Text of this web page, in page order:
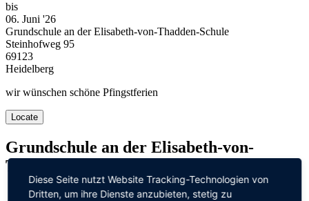
bis
06. Juni '26
Grundschule an der Elisabeth-von-Thadden-Schule
Steinhofweg 95
69123
Heidelberg
wir wünschen schöne Pfingstferien
Locate
Grundschule an der Elisabeth-von-
Thadden-Schule
Diese Seite nutzt Website Tracking-Technologien von
Dritten, um ihre Dienste anzubieten, stetig zu